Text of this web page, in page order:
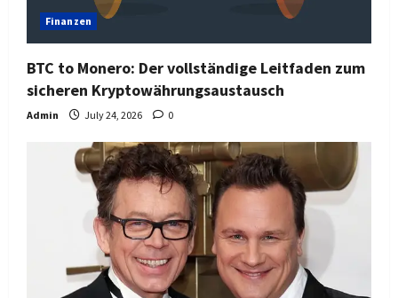
Finanzen
BTC to Monero: Der vollständige Leitfaden zum
sicheren Kryptowährungsaustausch
Admin July 24, 2026 0